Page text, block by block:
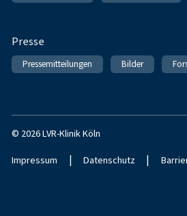
Presse
Pressemitteilungen Bilder
© 2026 LVR-Klinik Köln
Impressum | Datenschutz |